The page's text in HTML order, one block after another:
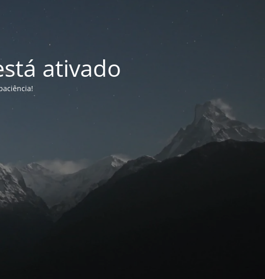
ativado